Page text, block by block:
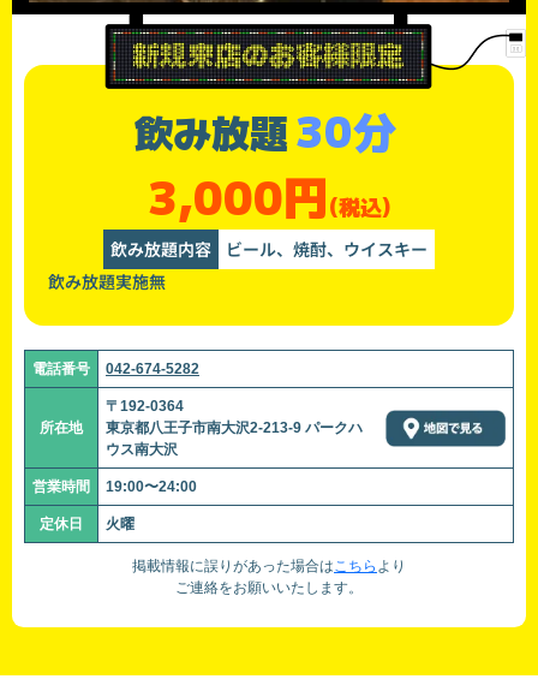
飲み放題30分
3,000円(税込)
飲み放題内容
ビール、焼酎、ウイスキー
飲み放題実施無
電話番号 042-674-5282
所在地
〒192-0364
東京都八王子市南大沢2-213-9 パークハ
ウス南大沢
営業時間 19:00〜24:00
定休日 火曜
掲載情報に誤りがあった場合はこちら より
ご連絡をお願いいたします。